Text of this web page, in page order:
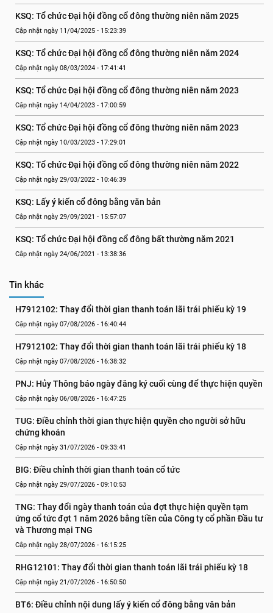
KSQ: Tổ chức Đại hội đồng cổ đông thường niên năm 2025
Cập nhật ngày 11/04/2025 - 15:23:39
KSQ: Tổ chức Đại hội đồng cổ đông thường niên năm 2024
Cập nhật ngày 08/03/2024 - 17:41:41
KSQ: Tổ chức Đại hội đồng cổ đông thường niên năm 2023
Cập nhật ngày 14/04/2023 - 17:00:59
KSQ: Tổ chức Đại hội đồng cổ đông thường niên năm 2023
Cập nhật ngày 10/03/2023 - 17:29:01
KSQ: Tổ chức Đại hội đồng cổ đông thường niên năm 2022
Cập nhật ngày 29/03/2022 - 10:46:39
KSQ: Lấy ý kiến cổ đông bằng văn bản
Cập nhật ngày 29/09/2021 - 15:57:07
KSQ: Tổ chức Đại hội đồng cổ đông bất thường năm 2021
Cập nhật ngày 24/06/2021 - 13:38:36
Tin khác
H7912102: Thay đổi thời gian thanh toán lãi trái phiếu kỳ 19
Cập nhật ngày 07/08/2026 - 16:40:44
H7912102: Thay đổi thời gian thanh toán lãi trái phiếu kỳ 18
Cập nhật ngày 07/08/2026 - 16:38:32
PNJ: Hủy Thông báo ngày đăng ký cuối cùng để thực hiện quyền
Cập nhật ngày 06/08/2026 - 16:47:25
TUG: Điều chỉnh thời gian thực hiện quyền cho người sở hữu
chứng khoán
Cập nhật ngày 31/07/2026 - 09:33:41
BIG: Điều chỉnh thời gian thanh toán cổ tức
Cập nhật ngày 29/07/2026 - 09:10:53
TNG: Thay đổi ngày thanh toán của đợt thực hiện quyền tạm
ứng cổ tức đợt 1 năm 2026 bằng tiền của Công ty cổ phần Đầu tư
và Thương mại TNG
Cập nhật ngày 28/07/2026 - 16:15:25
RHG12101: Thay đổi thời gian thanh toán lãi trái phiếu kỳ 18
Cập nhật ngày 21/07/2026 - 16:50:50
BT6: Điều chỉnh nội dung lấy ý kiến cổ đông bằng văn bản